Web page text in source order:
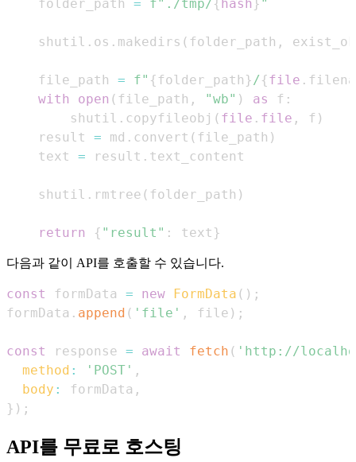
    folder_path
= f"./tmp/{ hash } "
    shutil
. os . makedirs ( folder_path , exist_ok
    file_path
= f" {folder_path }/{file .
with
open ( file_path , "wb" ) as f :
        shutil
. copyfileobj ( file . file , f )
    result
= md . convert ( file_path )
    text
= result .
    shutil
. rmtree ( folder_path )
return { "result" : text }
다음과 같이 API를 호출할 수 있습니다.
const formData = new FormData ( ) ;
formData . append ( 'file' , file ) ;
const response = await fetch ( 'http://
method : 'POST' ,
body : formData ,
} ) ;
API를 무료로 호스팅